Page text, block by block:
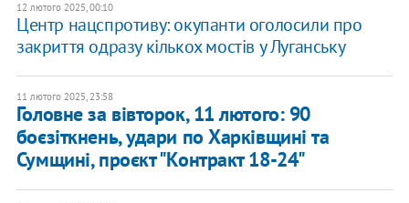
12 лютого 2025, 00:10
Центр нацспротиву: окупанти оголосили про
закриття одразу кількох мостів у Луганську
11 лютого 2025, 23:58
Головне за вівторок, 11 лютого: 90
боєзіткнень, удари по Харківщині та
Сумщині, проєкт "Контракт 18-24"